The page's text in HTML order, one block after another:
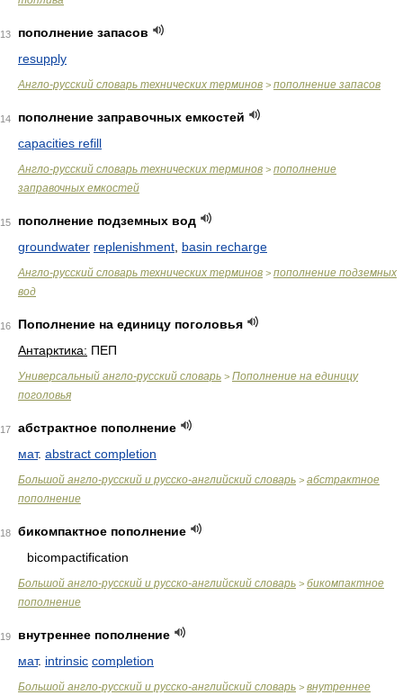
13
пополнение запасов
resupply
Англо-русский словарь технических терминов > пополнение запасов
14
пополнение заправочных емкостей
capacities refill
Англо-русский словарь технических терминов > пополнение
заправочных емкостей
15
пополнение подземных вод
groundwater replenishment basin recharge
Англо-русский словарь технических терминов > пополнение подземных
вод
16
Пополнение на единицу поголовья
Антарктика: ПЕП
Универсальный англо-русский словарь > Пополнение на единицу
поголовья
17
абстрактное пополнение
мат. abstract completion
Большой англо-русский и русско-английский словарь > абстрактное
пополнение
18
бикомпактное пополнение
bicompactification
Большой англо-русский и русско-английский словарь > бикомпактное
пополнение
19
внутреннее пополнение
мат. intrinsic completion
Большой англо-русский и русско-английский словарь > внутреннее